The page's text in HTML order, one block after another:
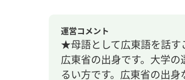
運営コメント
★母語として広東語を話
広東省の出身です。大学
るい方です。広東省の出身